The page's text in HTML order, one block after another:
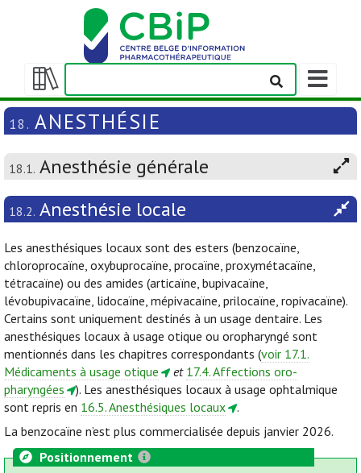
Afficher/masquer
la
table
matières
Afficher/
la
barre
navigation
18. ANESTHÉSIE
18.1. Anesthésie générale
18.2. Anesthésie locale
Les anesthésiques locaux sont des esters (benzocaïne,
chloroprocaïne, oxybuprocaïne, procaïne, proxymétacaïne,
tétracaïne) ou des amides (articaïne, bupivacaïne,
lévobupivacaïne, lidocaïne, mépivacaïne, prilocaïne, ropivacaïne).
Certains sont uniquement destinés à un usage dentaire. Les
anesthésiques locaux à usage otique ou oropharyngé sont
mentionnés dans les chapitres correspondants (voir 17.1.
Médicaments à usage otique
et 17.4. Affections oro-
pharyngées
). Les anesthésiques locaux à usage ophtalmique
sont repris en 16.5. Anesthésiques locaux
.
La benzocaïne n’est plus commercialisée depuis janvier 2026.
Positionnement